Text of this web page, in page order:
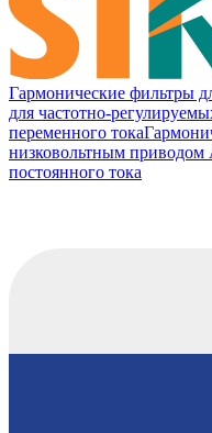
Гармонические фильтры
для частотно-
переменного тока
низковольтным приводом
постоянного тока